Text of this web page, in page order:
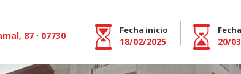
87· 07730
Fecha inicio
18/02/2025 20/